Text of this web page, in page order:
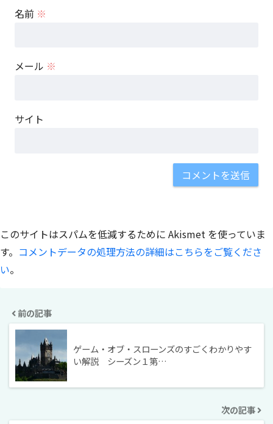
名前 ※
メール ※
サイト
このサイトはスパムを低減するために Akismet を使っていま
す。 コメントデータの処理方法の詳細はこちらをご覧くださ
い。
前の記事
ゲーム・オブ・スローンズのすごくわかりやす
い解説 シーズン１第…
次の記事